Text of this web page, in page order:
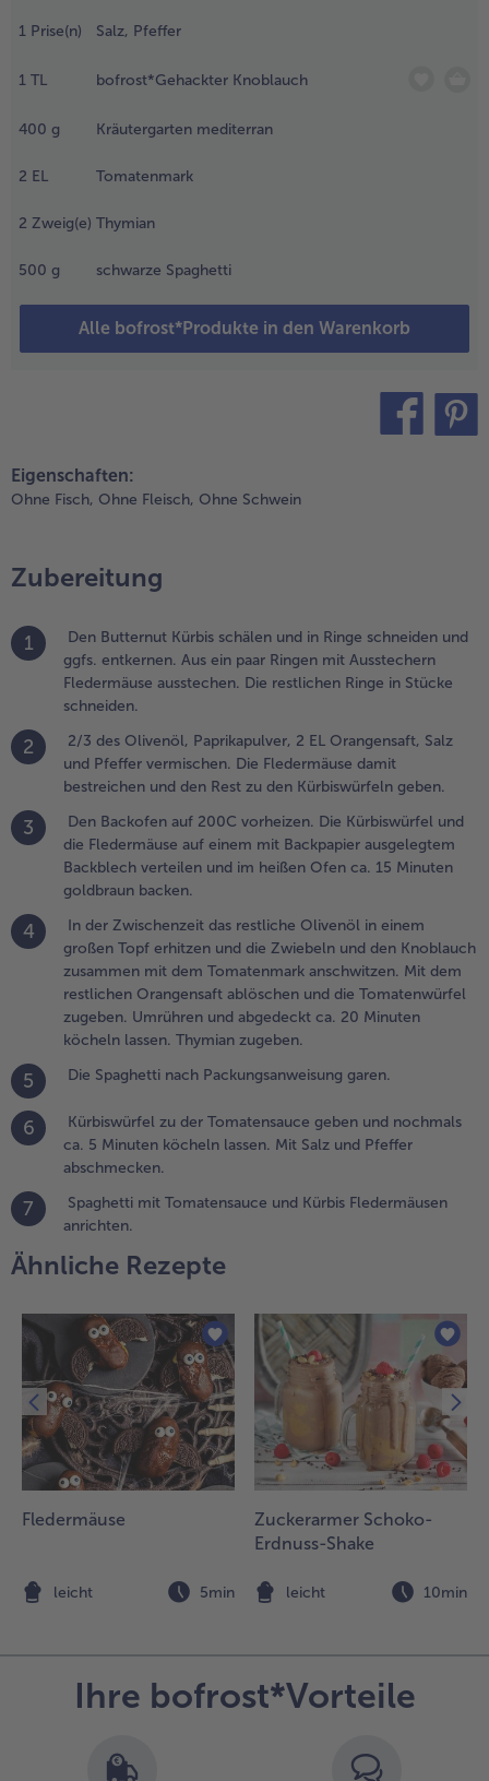
1 Prise(n) Salz, Pfeffer
1 TL bofrost*Gehackter Knoblauch
400 g Kräutergarten mediterran
2 EL Tomatenmark
2 Zweig(e) Thymian
500 g schwarze Spaghetti
Alle bofrost*Produkte in den Warenkorb
in
und
einem
Ofen
restliche
in
erhitzen
und
Knoblauch
mit
dem
und
Minuten
Eigenschaften:
Ohne Fisch, Ohne Fleisch, Ohne Schwein
Zubereitung
1
Den Butternut Kürbis schälen und in Ringe schneiden und
ggfs. entkernen. Aus ein paar Ringen mit Ausstechern
Fledermäuse ausstechen. Die restlichen Ringe in Stücke
schneiden.
2
2/3 des Olivenöl, Paprikapulver, 2 EL Orangensaft, Salz
und Pfeffer vermischen. Die Fledermäuse damit
bestreichen und den Rest zu den Kürbiswürfeln geben.
3
Den Backofen auf 200C vorheizen. Die Kürbiswürfel und
die Fledermäuse auf einem mit Backpapier ausgelegtem
Backblech verteilen und im heißen Ofen ca. 15 Minuten
goldbraun backen.
4
In der Zwischenzeit das restliche Olivenöl in einem
großen Topf erhitzen und die Zwiebeln und den Knoblauch
zusammen mit dem Tomatenmark anschwitzen. Mit dem
restlichen Orangensaft ablöschen und die Tomatenwürfel
zugeben. Umrühren und abgedeckt ca. 20 Minuten
köcheln lassen. Thymian zugeben.
5 Die Spaghetti nach Packungsanweisung garen.
6
Kürbiswürfel zu der Tomatensauce geben und nochmals
ca. 5 Minuten köcheln lassen. Mit Salz und Pfeffer
abschmecken.
7
Spaghetti mit Tomatensauce und Kürbis Fledermäusen
anrichten.
Ähnliche Rezepte
Fledermäuse
leicht 5min
Zuckerarmer Schoko-
Erdnuss-Shake
leicht 10min
Ihre bofrost*Vorteile